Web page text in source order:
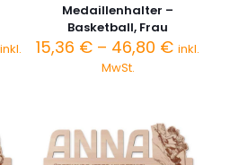
inkl.
Medaillenhalter –
Basketball, Frau
15,36 € – 46,80 € inkl.
MwSt.